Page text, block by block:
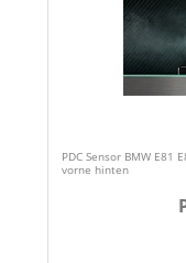
PDC Sensor BMW E81
vorne hinten